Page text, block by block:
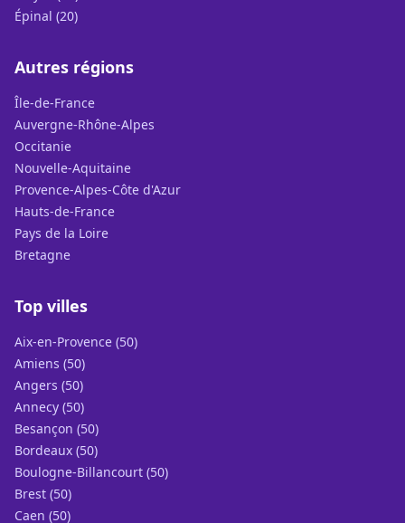
Épinal (20)
Autres régions
Île-de-France
Auvergne-Rhône-Alpes
Occitanie
Nouvelle-Aquitaine
Provence-Alpes-Côte d'Azur
Hauts-de-France
Pays de la Loire
Bretagne
Top villes
Aix-en-Provence (50)
Amiens (50)
Angers (50)
Annecy (50)
Besançon (50)
Bordeaux (50)
Boulogne-Billancourt (50)
Brest (50)
Caen (50)